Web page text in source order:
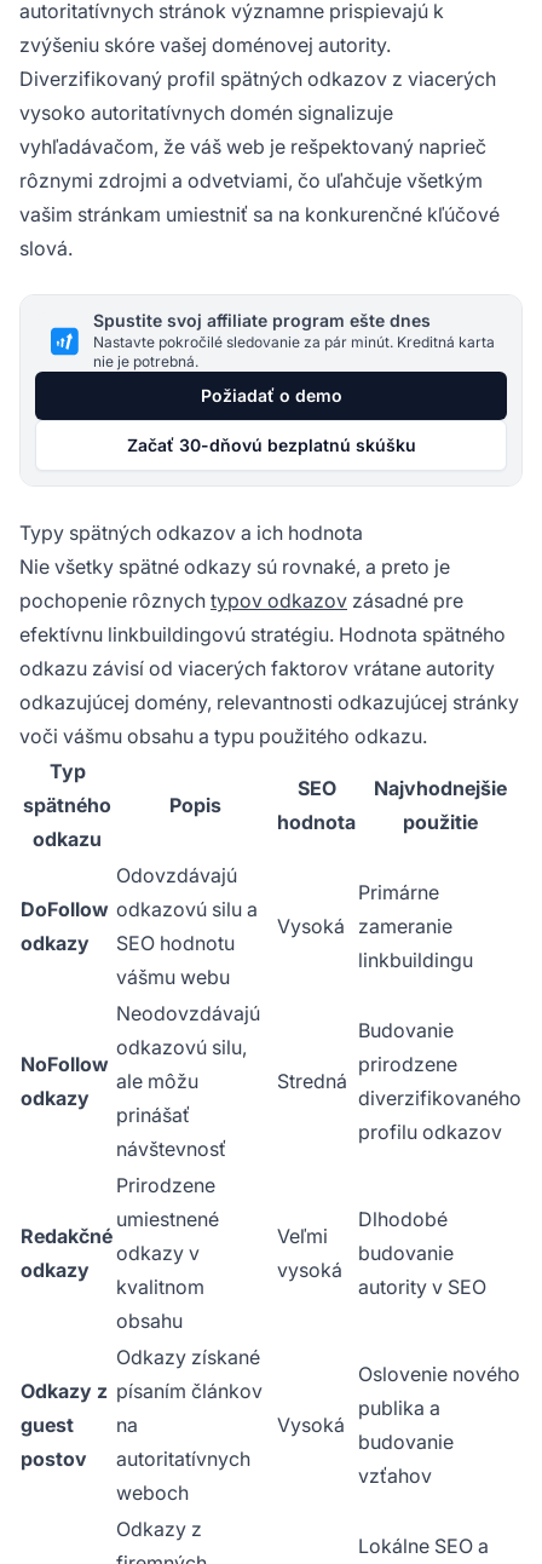
autoritatívnych stránok významne prispievajú k
zvýšeniu skóre vašej doménovej autority.
Diverzifikovaný profil spätných odkazov z viacerých
vysoko autoritatívnych domén signalizuje
vyhľadávačom, že váš web je rešpektovaný naprieč
rôznymi zdrojmi a odvetviami, čo uľahčuje všetkým
vašim stránkam umiestniť sa na konkurenčné kľúčové
slová.
Spustite svoj affiliate program ešte dnes
Nastavte pokročilé sledovanie za pár minút. Kreditná karta
nie je potrebná.
Požiadať o demo
Začať 30-dňovú bezplatnú skúšku
Typy spätných odkazov a ich hodnota
Nie všetky spätné odkazy sú rovnaké, a preto je
pochopenie rôznych typov odkazov zásadné pre
efektívnu linkbuildingovú stratégiu. Hodnota spätného
odkazu závisí od viacerých faktorov vrátane autority
odkazujúcej domény, relevantnosti odkazujúcej stránky
voči vášmu obsahu a typu použitého odkazu.
Typ
spätného
odkazu
Popis
SEO
hodnota
Najvhodnejšie
použitie
DoFollow
odkazy
Odovzdávajú
odkazovú silu a
SEO hodnotu
vášmu webu
Vysoká
Primárne
zameranie
linkbuildingu
NoFollow
odkazy
Neodovzdávajú
odkazovú silu,
ale môžu
prinášať
návštevnosť
Stredná
Budovanie
prirodzene
diverzifikovaného
profilu odkazov
Redakčné
odkazy
Prirodzene
umiestnené
odkazy v
kvalitnom
obsahu
Veľmi
vysoká
Dlhodobé
budovanie
autority v SEO
Odkazy z
guest
postov
Odkazy získané
písaním článkov
na
autoritatívnych
weboch
Vysoká
Oslovenie nového
publika a
budovanie
vzťahov
Odkazy z
Lokálne SEO a